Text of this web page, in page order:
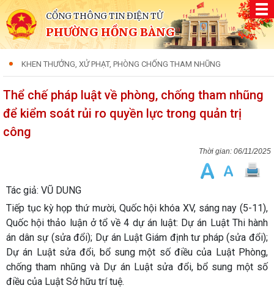
CỔNG THÔNG TIN ĐIỆN TỬ
PHƯỜNG HỒNG BÀNG
KHEN THƯỞNG, XỬ PHẠT, PHÒNG CHỐNG THAM NHŨNG
Thể chế pháp luật về phòng, chống tham nhũng
để kiểm soát rủi ro quyền lực trong quản trị
công
06/11/2025
Tác giả: VŨ DUNG
Tiếp tục kỳ họp thứ mười, Quốc hội khóa XV, sáng nay (5-11),
Quốc hội thảo luận ở tổ về 4 dự án luật: Dự án Luật Thi hành
án dân sự (sửa đổi); Dự án Luật Giám định tư pháp (sửa đổi);
Dự án Luật sửa đổi, bổ sung một số điều của Luật Phòng,
chống tham nhũng và Dự án Luật sửa đổi, bổ sung một số
điều của Luật Sở hữu trí tuệ.